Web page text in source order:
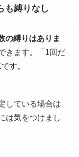
も縛りなし
の縛りはありま
きます。「1回だ
す。
している場合は
は気をつけまし